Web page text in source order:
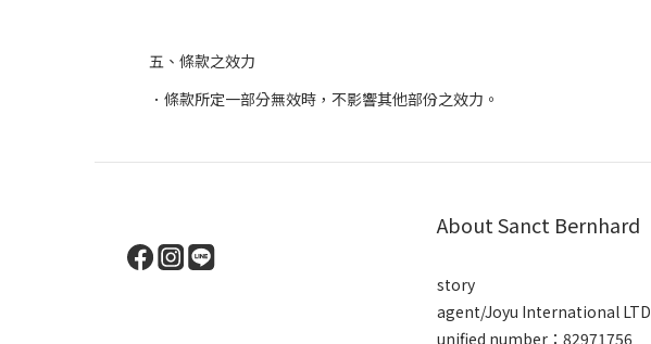
五、條款之效力
．條款所定一部分無效時，不影響其他部份之效力。
About Sanct Bernhard
story
agent/Joyu International LTD
unified number：82971756